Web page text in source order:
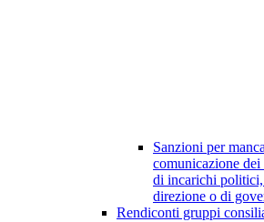
Sanzioni per
comunicazione
di incarichi
direzione o di
Rendiconti gruppi